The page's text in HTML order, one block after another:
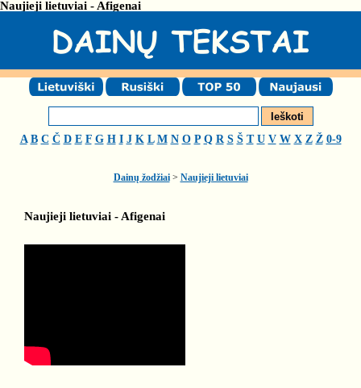
Naujieji lietuviai - Afigenai
A B C Č D E F G H I J K L M N O P Q R S Š T U V W X Z Ž 0-9
Dainų žodžiai> Naujieji lietuviai
Naujieji lietuviai - Afigenai